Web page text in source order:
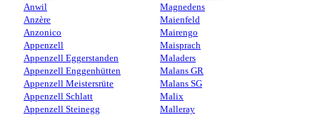
Anwil
Anzère
Anzonico
Appenzell
Appenzell Eggerstanden
Appenzell Enggenhütten
Appenzell Meistersrüte
Appenzell Schlatt
Appenzell Steinegg
Magnedens
Maienfeld
Mairengo
Maisprach
Maladers
Malans GR
Malans SG
Malix
Malleray